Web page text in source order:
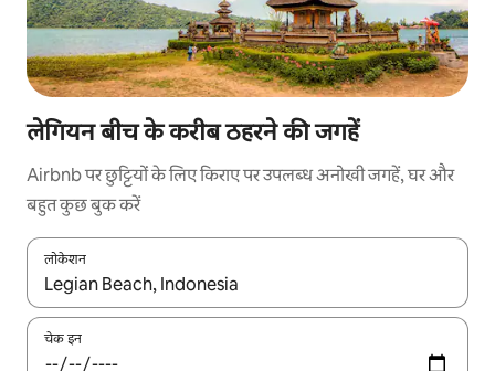
लेगियन बीच के करीब ठहरने की जगहें
Airbnb पर छुट्टियों के लिए किराए पर उपलब्ध अनोखी जगहें, घर और
बहुत कुछ बुक करें
लोकेशन
नतीजों के उपलब्ध होने पर, अप और डाउन 'ऐरो की' का इस्तेमाल करके नेविगेट
चेक इन